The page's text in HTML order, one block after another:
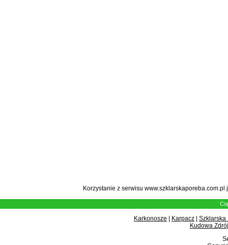
Korzystanie z serwisu
Karkonosze Karpacz
Szklarska
Kudowa